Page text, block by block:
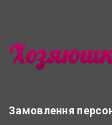
Замовлення